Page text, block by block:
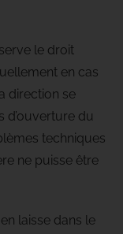
le droit
en cas
direction se
d’ouverture du
techniques
ne puisse être
en laisse dans le